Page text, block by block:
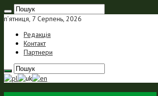
п’ятниця, 7 Серпень, 2026
Редакція
Контакт
Партнери